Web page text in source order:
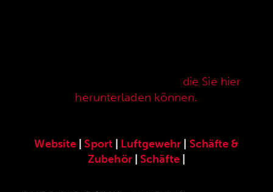
die Sie hier
herunterladen können.
Website |Sport| Luftgewehr
Schäfte &
Zubehör|Schäfte|